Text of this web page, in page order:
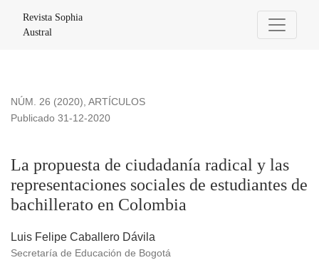
Revista Sophia
Austral
NÚM. 26 (2020), ARTÍCULOS
La propuesta de ciudadanía radical y las
representaciones sociales de estudiantes de
bachillerato en Colombia
Publicado 31-12-2020
Luis Felipe Caballero Dávila
Secretaría de Educación de Bogotá